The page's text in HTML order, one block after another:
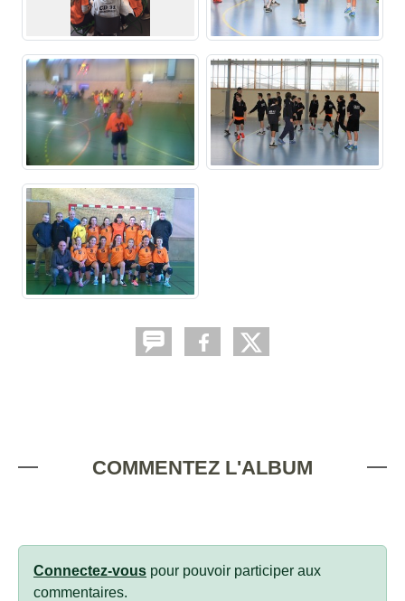
COMMENTEZ L'ALBUM
Connectez-vous pour pouvoir participer aux
commentaires.